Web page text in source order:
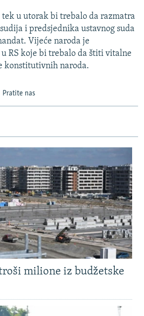
u utorak bi trebalo da razmatra
i predsjednika ustavnog suda
Vijeće naroda je
RS koje bi trebalo da štiti vitalne
konstitutivnih naroda.
Pratite nas
milione iz budžetske